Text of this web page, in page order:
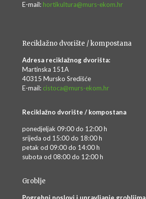
E-mail: hortikultura@murs-ekom.hr
Reciklažno dvorište / kompostana
Adresa reciklažnog dvorišta:
Martinska 151A
40315 Mursko Središće
E-mail: cistoca@murs-ekom.hr
Reciklažno dvorište / kompostana
ponedjeljak 09:00 do 12:00 h
srijeda od 15:00 do 18:00 h
petak od 09:00 do 14:00 h
subota od 08:00 do 12:00 h
Groblje